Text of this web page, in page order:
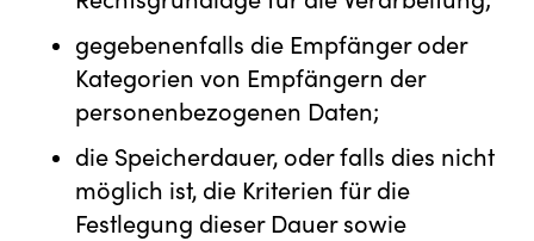
gegebenenfalls die Empfänger oder
Kategorien von Empfängern der
personenbezogenen Daten;
die Speicherdauer, oder falls dies nicht
möglich ist, die Kriterien für die
Festlegung dieser Dauer sowie